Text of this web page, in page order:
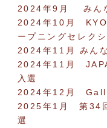
2024年9月 みん
2024年10月
ープニングセレク
2024年11月 みん
2024年11月
入選
2024年12月
2025年1月 第34回
選